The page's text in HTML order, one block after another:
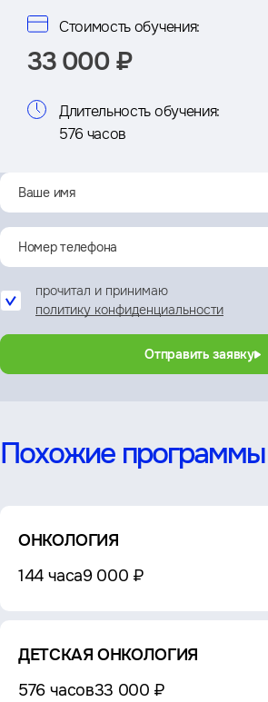
Стоимость обучения:
33 000 ₽
Длительность обучения:
576 часов
прочитал и принимаю
политику конфиденциальности
Отправить заявку
Похожие программы
ОНКОЛОГИЯ
144 часа9 000 ₽
ДЕТСКАЯ ОНКОЛОГИЯ
576 часов33 000 ₽